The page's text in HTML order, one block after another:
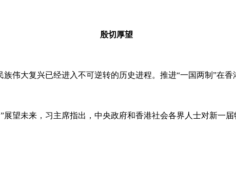
殷切厚望
族伟大复兴已经进入不可逆转的历史进程。推进“一国两制”在
展望未来，习主席指出，中央政府和香港社会各界人士对新一